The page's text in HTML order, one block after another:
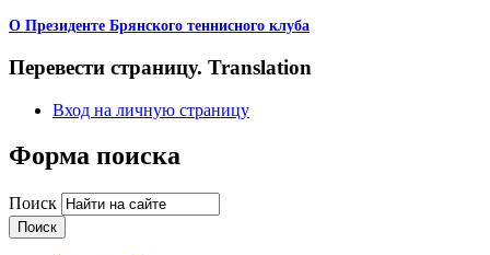
О Президенте Брянского теннисного клуба
Перевести страницу. Translation
Вход на личную страницу
Форма поиска
Поиск